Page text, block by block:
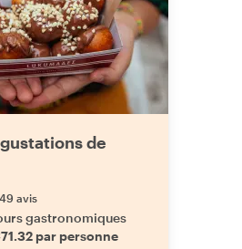
de
49 avis
gastronomiques
par personne